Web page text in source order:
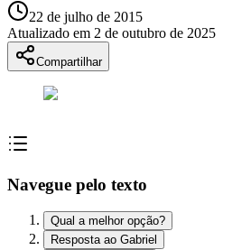
22 de julho de 2015
Atualizado em 2 de outubro de 2025
Compartilhar
Navegue pelo texto
Qual a melhor opção?
Resposta ao Gabriel